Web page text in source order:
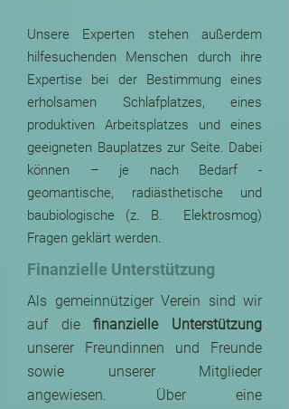
Unsere Experten stehen außerdem
hilfesuchenden Menschen durch ihre
Expertise bei der Bestimmung eines
erholsamen Schlafplatzes, eines
produktiven Arbeitsplatzes und eines
geeigneten Bauplatzes zur Seite. Dabei
können – je nach Bedarf -
geomantische, radiästhetische und
baubiologische (z. B. Elektrosmog)
Fragen geklärt werden.
Finanzielle Unterstützung
Als gemeinnütziger Verein sind wir
auf diefinanzielle Unterstützung
unserer Freundinnen und Freunde
sowie unserer Mitglieder
angewiesen. Über eine